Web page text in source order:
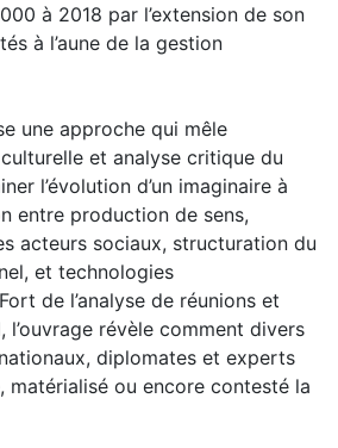
à 2018 par l’extension de son
à l’aune de la gestion
une approche qui mêle
et analyse critique du
l’évolution d’un imaginaire à
entre production de sens,
acteurs sociaux, structuration du
et technologies
de l’analyse de réunions et
l’ouvrage révèle comment divers
diplomates et experts
matérialisé ou encore contesté la